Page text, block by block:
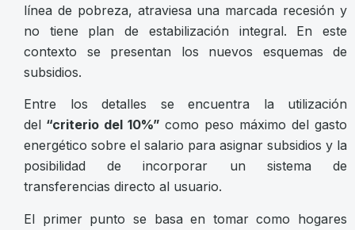
línea de pobreza, atraviesa una marcada recesión y
no tiene plan de estabilización integral. En este
contexto se presentan los nuevos esquemas de
subsidios.
Entre los detalles se encuentra la utilización
del “criterio del 10%” como peso máximo del gasto
energético sobre el salario para asignar subsidios y la
posibilidad de incorporar un sistema de
transferencias directo al usuario.
El primer punto se basa en tomar como hogares